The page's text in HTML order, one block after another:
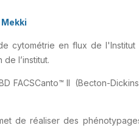
cytométrie en flux de l'Institut
l’institut.
FACSCanto™ II (Becton-
de réaliser des